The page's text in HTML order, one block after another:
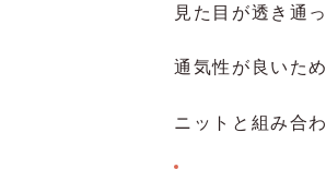
見た目が透き通
通気性が良いた
ニットと組み合